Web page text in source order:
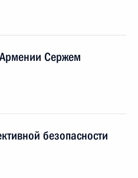
Сержем
безопасности